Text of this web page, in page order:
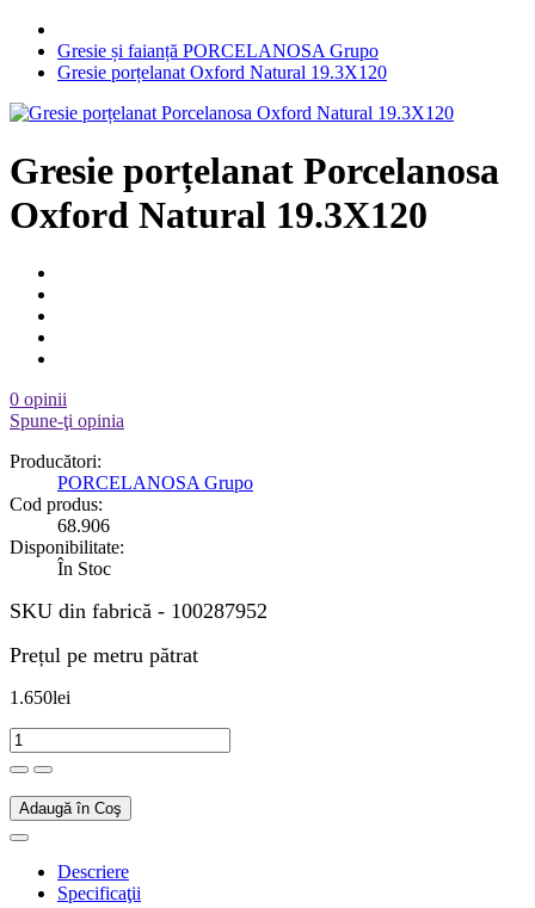
Gresie și faianță PORCELANOSA Grupo
Gresie porțelanat Oxford Natural 19.3X120
Gresie porțelanat Porcelanosa
Oxford Natural 19.3X120
0 opinii
Spune-ţi opinia
Producători:
PORCELANOSA Grupo
Cod produs:
68.906
Disponibilitate:
În Stoc
SKU din fabrică - 100287952
Prețul pe metru pătrat
1.650lei
Adaugă în Coş
Descriere
Specificaţii